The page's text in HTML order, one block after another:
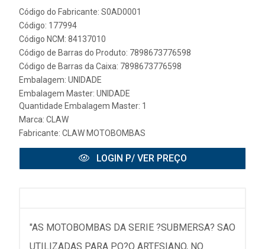
Código do Fabricante: S0AD0001
Código: 177994
Código NCM: 84137010
Código de Barras do Produto: 7898673776598
Código de Barras da Caixa: 7898673776598
Embalagem: UNIDADE
Embalagem Master: UNIDADE
Quantidade Embalagem Master: 1
Marca: CLAW
Fabricante: CLAW MOTOBOMBAS
LOGIN P/ VER PREÇO
"AS MOTOBOMBAS DA SERIE ?SUBMERSA? SAO
UTILIZADAS PARA PO?O ARTESIANO, NO